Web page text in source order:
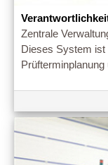
Zentrale
Dieses System ist